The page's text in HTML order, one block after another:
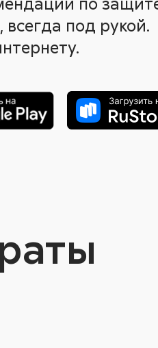
всегда под рукой.